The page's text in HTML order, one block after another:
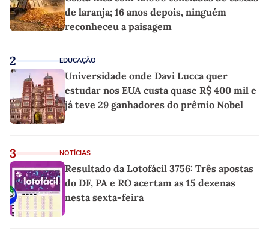
de laranja; 16 anos depois, ninguém
reconheceu a paisagem
2 EDUCAÇÃO
Universidade onde Davi Lucca quer
estudar nos EUA custa quase R$ 400 mil e
já teve 29 ganhadores do prêmio Nobel
3 NOTÍCIAS
Resultado da Lotofácil 3756: Três apostas
do DF, PA e RO acertam as 15 dezenas
nesta sexta-feira